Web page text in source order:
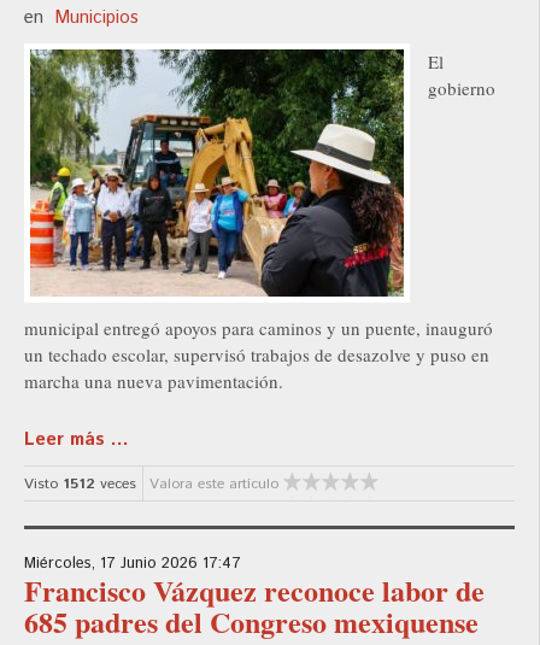
en Municipios
El
gobierno
municipal entregó apoyos para caminos y un puente, inauguró
un techado escolar, supervisó trabajos de desazolve y puso en
marcha una nueva pavimentación.
Leer más ...
Visto 1512 veces Valora este artículo
Miércoles, 17 Junio 2026 17:47
Francisco Vázquez reconoce labor de
685 padres del Congreso mexiquense